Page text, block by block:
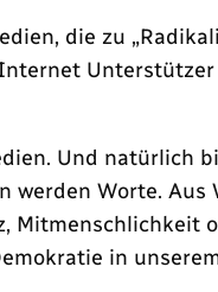
die zu
Und natürlich
Worte. Aus
Mitmenschlichkeit
in